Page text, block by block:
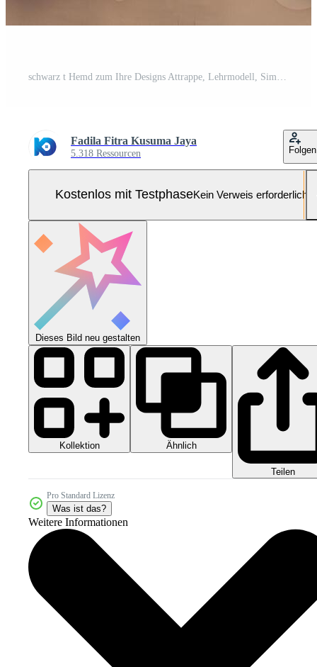
Fadila Fitra Kusuma Jaya
5.318 Ressourcen Folgen
Kostenlos mit TestphaseKein Verweis erforderlich
Dieses Bild neu gestalten
Kollektion Ähnlich
Teilen
Pro Standard Lizenz
Was ist das?
Weitere Informationen